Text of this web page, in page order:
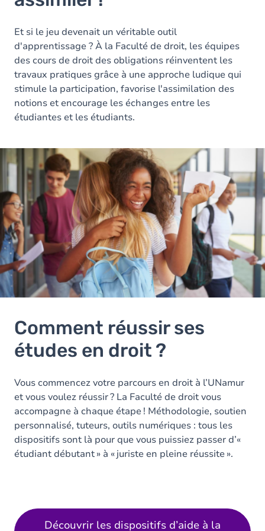
Et si le jeu devenait un véritable outil
d'apprentissage ? À la Faculté de droit, les équipes
des cours de droit des obligations réinventent les
travaux pratiques grâce à une approche ludique qui
stimule la participation, favorise l'assimilation des
notions et encourage les échanges entre les
étudiantes et les étudiants.
Image
Comment réussir ses
études en droit ?
Vous commencez votre parcours en droit à l’UNamur
et vous voulez réussir ? La Faculté de droit vous
accompagne à chaque étape ! Méthodologie, soutien
personnalisé, tuteurs, outils numériques : tous les
dispositifs sont là pour que vous puissiez passer d’«
étudiant débutant » à « juriste en pleine réussite ».
Découvrir les dispositifs d’aide à la